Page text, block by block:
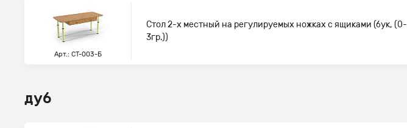
Арт.: СТ-003-Б
Стол 2-х местный на регулируемых ножках с ящиками (бук, (0-
3гр.))
дуб